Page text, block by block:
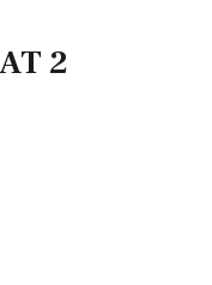
2